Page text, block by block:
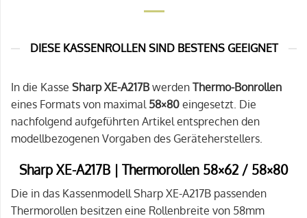
DIESE KASSENROLLEN SIND BESTENS GEEIGNET
In die Kasse Sharp XE-A217B werden Thermo-Bonrollen
eines Formats von maximal 58×80 eingesetzt. Die
nachfolgend aufgeführten Artikel entsprechen den
modellbezogenen Vorgaben des Geräteherstellers.
Sharp XE-A217B | Thermorollen 58×62 / 58×80
Die in das Kassenmodell Sharp XE-A217B passenden
Thermorollen besitzen eine Rollenbreite von 58mm